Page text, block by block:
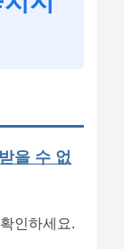
을 수 없
인하세요.